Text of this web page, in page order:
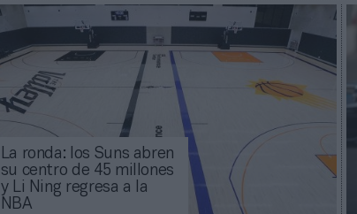
La ronda: los Suns abren
su centro de 45 millones
y Li Ning regresa a la
NBA